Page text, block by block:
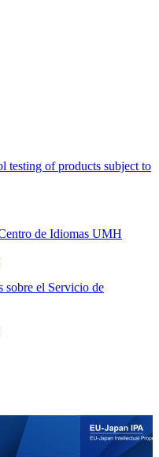
testing of products subject to
de Idiomas UMH
sobre el Servicio de